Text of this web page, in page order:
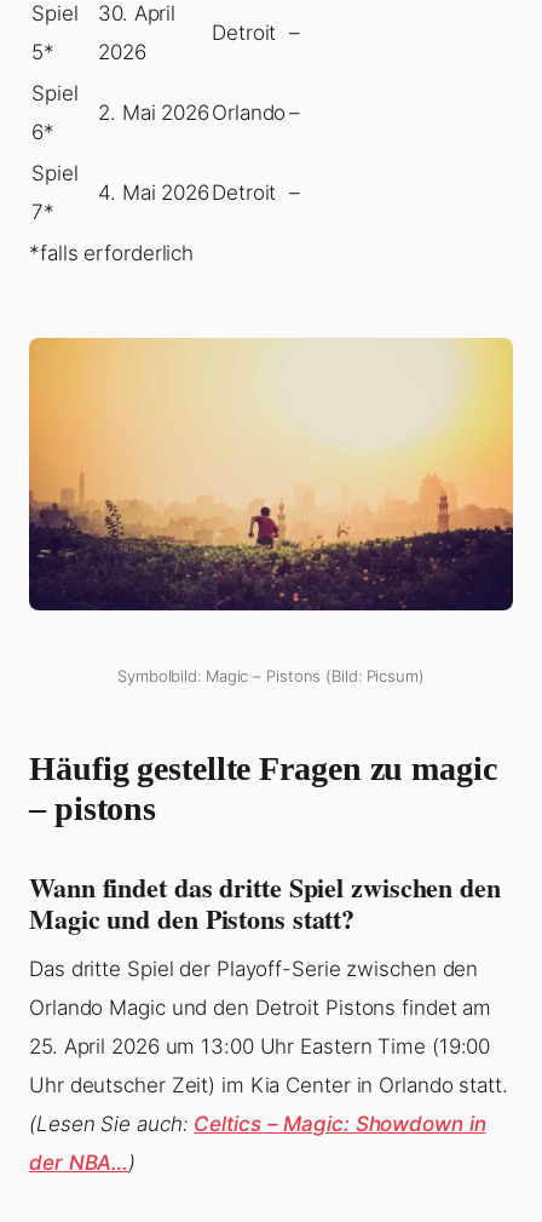
Spiel
5*
30. April
2026
Detroit –
Spiel
6*
2. Mai 2026Orlando –
Spiel
7*
4. Mai 2026Detroit –
*falls erforderlich
Symbolbild: Magic – Pistons (Bild: Picsum)
Häufig gestellte Fragen zu magic
– pistons
Wann findet das dritte Spiel zwischen den
Magic und den Pistons statt?
Das dritte Spiel der Playoff-Serie zwischen den
Orlando Magic und den Detroit Pistons findet am
25. April 2026 um 13:00 Uhr Eastern Time (19:00
Uhr deutscher Zeit) im Kia Center in Orlando statt.
(Lesen Sie auch: Celtics – Magic: Showdown in
der NBA…)